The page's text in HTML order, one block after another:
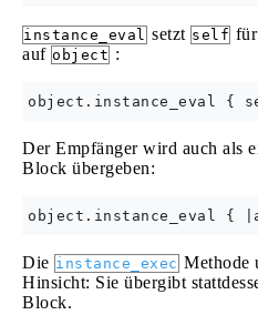
instance_eval setzt self
auf object :
Der Empfänger wird auch als
Block übergeben:
Die instance_exec Methode
Hinsicht: Sie übergibt
Block.